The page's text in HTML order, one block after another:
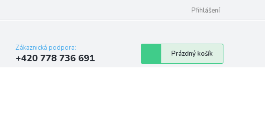
Přihlášení
Zákaznická podpora:
+420 778 736 691
Nákupní
košík
Prázdný košík